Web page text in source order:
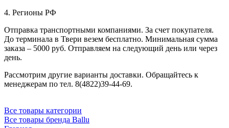
4. Регионы РФ
Отправка транспортными компаниями. За счет покупателя.
До терминала в Твери везем бесплатно. Минимальная сумма
заказа – 5000 руб. Отправляем на следующий день или через
день.
Рассмотрим другие варианты доставки. Обращайтесь к
менеджерам по тел. 8(4822)39-44-69.
Все товары категории
Все товары бренда Ballu